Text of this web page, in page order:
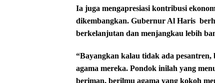
Ia juga mengapresiasi kontribusi
dikembangkan. Gubernur Al Haris
berkelanjutan dan menjangkau lebih
“Bayangkan kalau tidak ada
agama mereka. Pondok inilah yang
beriman, berilmu agama yang kokoh